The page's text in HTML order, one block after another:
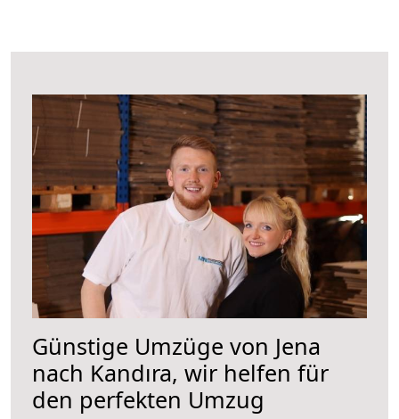
Günstige Umzüge von Jena
nach Kandıra, wir helfen für
den perfekten Umzug